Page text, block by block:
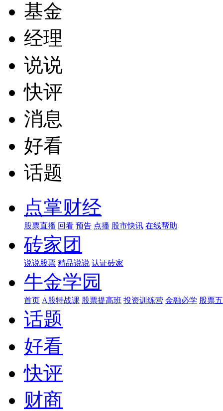
基金
经理
说说
快评
消息
好看
话题
点掌财经
股票直播 回看 预告 点播 股市快讯 在线帮助
砖家团
说说股票 精品说说 认证砖家
牛金学园
首页 A股特战课 股票提高班 投资训练营 金融必学 股票
话题
好看
快评
财商